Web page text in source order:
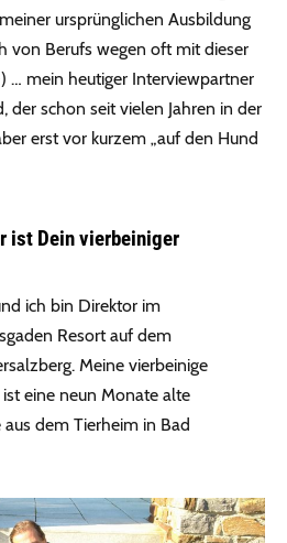
ursprünglichen Ausbildung
von Berufs wegen oft mit dieser
… mein heutiger Interviewpartner
der schon seit vielen Jahren in der
erst vor kurzem „auf den Hund
ist Dein vierbeiniger
ich bin Direktor im
Resort auf dem
Meine vierbeinige
eine neun Monate alte
dem Tierheim in Bad